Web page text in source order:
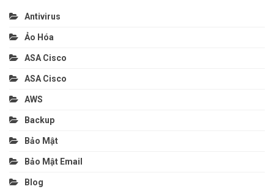
Antivirus
Ảo Hóa
ASA Cisco
ASA Cisco
AWS
Backup
Bảo Mật
Bảo Mật Email
Blog